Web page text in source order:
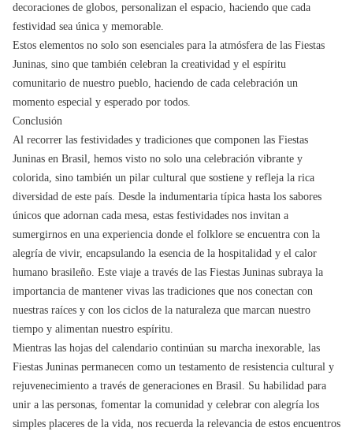
decoraciones de globos, personalizan el espacio, haciendo que cada
festividad sea única y memorable.
Estos elementos no solo son esenciales para la atmósfera de las Fiestas
Juninas, sino que también celebran la creatividad y el espíritu
comunitario de nuestro pueblo, haciendo de cada celebración un
momento especial y esperado por todos.
Conclusión
Al recorrer las festividades y tradiciones que componen las Fiestas
Juninas en Brasil, hemos visto no solo una celebración vibrante y
colorida, sino también un pilar cultural que sostiene y refleja la rica
diversidad de este país. Desde la indumentaria típica hasta los sabores
únicos que adornan cada mesa, estas festividades nos invitan a
sumergirnos en una experiencia donde el folklore se encuentra con la
alegría de vivir, encapsulando la esencia de la hospitalidad y el calor
humano brasileño. Este viaje a través de las Fiestas Juninas subraya la
importancia de mantener vivas las tradiciones que nos conectan con
nuestras raíces y con los ciclos de la naturaleza que marcan nuestro
tiempo y alimentan nuestro espíritu.
Mientras las hojas del calendario continúan su marcha inexorable, las
Fiestas Juninas permanecen como un testamento de resistencia cultural y
rejuvenecimiento a través de generaciones en Brasil. Su habilidad para
unir a las personas, fomentar la comunidad y celebrar con alegría los
simples placeres de la vida, nos recuerda la relevancia de estos encuentros